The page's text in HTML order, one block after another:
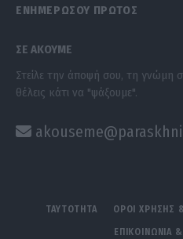
ΕΝΗΜΕΡΩΣΟΥ ΠΡΩΤΟΣ
ΣΕ ΑΚΟΥΜΕ
Στείλε την άποψή σου, τη γνώμη
θέλεις κάτι να "ψάξουμε".
ΤΑΥΤΟΤΗΤΑ ΟΡΟΙ ΧΡΗΣΗΣ
ΕΠΙΚΟΙΝΩΝΙΑ